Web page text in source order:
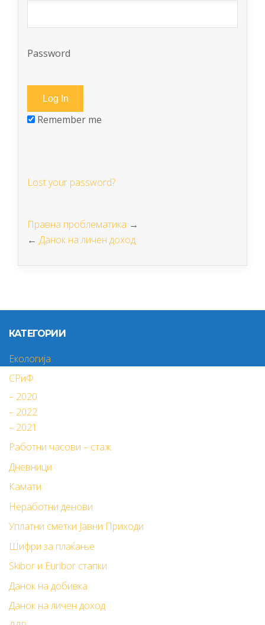
Password
Remember me
Lost your password?
Правна проблематика →
← Данок на личен доход
КАТЕГОРИИ
Екологија
СРиФ
– 2020
– 2022
– 2021
Работни часови – стаж
Дневници
Камати
Неработни денови
Уплатни сметки Јавни Приходи
Шифри за плаќање
Skibor и Euribor стапки
Данок на добивка
Данок на личен доход